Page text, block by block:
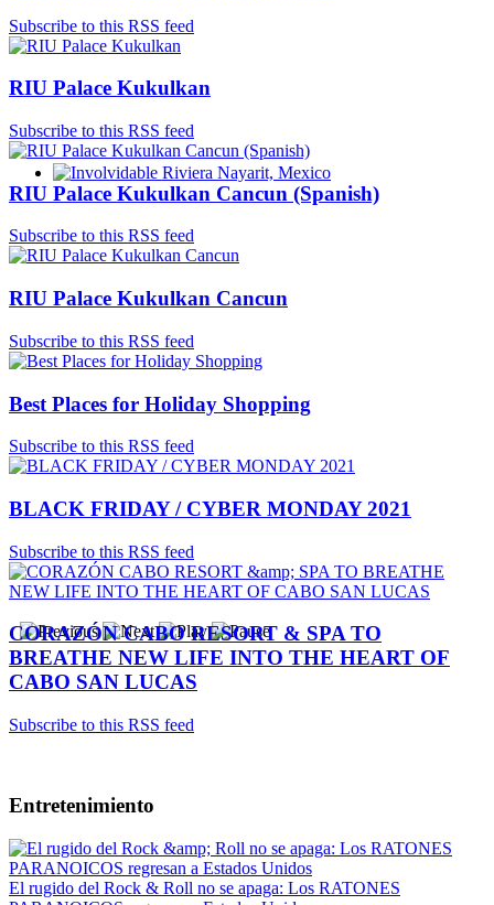
Involvidable Riviera Nayarit, Mexico
Subscribe to this RSS feed
RIU Palace Kukulkan
Subscribe to this RSS feed
RIU Palace Kukulkan Cancun (Spanish)
Subscribe to this RSS feed
RIU Palace Kukulkan Cancun
Subscribe to this RSS feed
Best Places for Holiday Shopping
Subscribe to this RSS feed
BLACK FRIDAY / CYBER MONDAY 2021
Subscribe to this RSS feed
CORAZÓN CABO RESORT & SPA TO
BREATHE NEW LIFE INTO THE HEART OF
CABO SAN LUCAS
Subscribe to this RSS feed
Entretenimiento
El rugido del Rock & Roll no se apaga: Los RATONES